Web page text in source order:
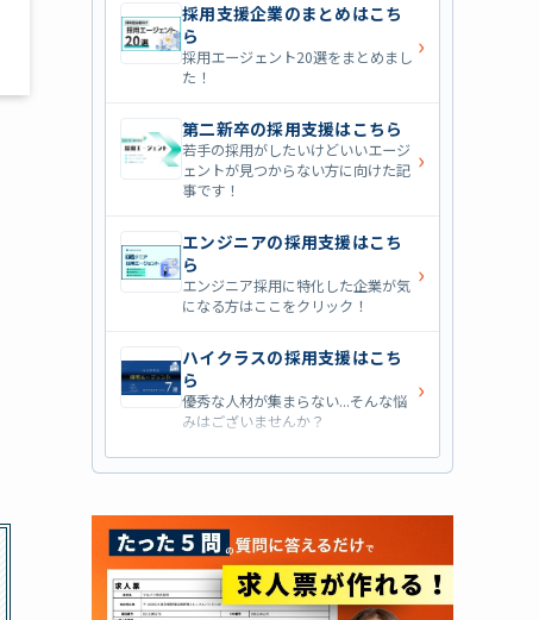
採用支援企業のまとめはこち
ら
採用エージェント20選をまとめまし
た！
›
第二新卒の採用支援はこちら
若手の採用がしたいけどいいエージ
ェントが見つからない方に向けた記
事です！
›
エンジニアの採用支援はこち
ら
エンジニア採用に特化した企業が気
になる方はここをクリック！
›
ハイクラスの採用支援はこち
ら
優秀な人材が集まらない...そんな悩
みはございませんか？
›
営業職の採用支援はこちら
した企業を七つ集めました！
外資系の採用支援はこちら
外資系企業の採用支援を行っている
会社はこちらから！
›